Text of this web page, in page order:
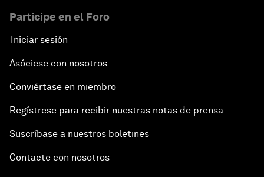
Participe en el Foro
Iniciar sesión
Asóciese con nosotros
Conviértase en miembro
Regístrese para recibir nuestras notas de prensa
Suscríbase a nuestros boletines
Contacte con nosotros